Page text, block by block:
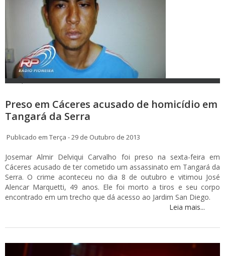
Preso em Cáceres acusado de homicídio em
Tangará da Serra
Publicado em Terça - 29 de Outubro de 2013
Josemar Almir Delviqui Carvalho foi preso na sexta-feira em
Cáceres acusado de ter cometido um assassinato em Tangará da
Serra. O crime aconteceu no dia 8 de outubro e vitimou José
Alencar Marquetti, 49 anos. Ele foi morto a tiros e seu corpo
encontrado em um trecho que dá acesso ao Jardim San Diego.
Leia mais...